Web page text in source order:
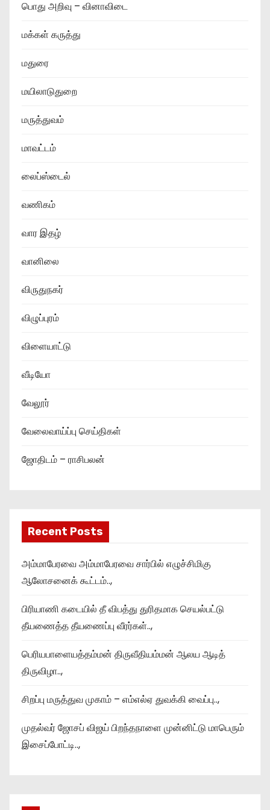
பொது அறிவு – வினாவிடை
மக்கள் கருத்து
மதுரை
மயிலாடுதுறை
மருத்துவம்
மாவட்டம்
லைப்ஸ்டைல்
வணிகம்
வார இதழ்
வானிலை
விருதுநகர்
விழுப்புரம்
விளையாட்டு
வீடியோ
வேலூர்
வேலைவாய்ப்பு செய்திகள்
ஜோதிடம் – ராசிபலன்
Recent Posts
அம்மாபேரவை அம்மாபேரவை சார்பில் எழுச்சிமிகு
ஆலோசனைக் கூட்டம்..,
பிரியாணி கடையில் தீ விபத்து துரிதமாக செயல்பட்டு
தீயணைத்த தீயணைப்பு வீரர்கள்..,
பெரியபாளையத்தம்மன் திருவீதியம்மன் ஆலய ஆடித்
திருவிழா..,
சிறப்பு மருத்துவ முகாம் – எம்எல்ஏ துவக்கி வைப்பு..,
முதல்வர் ஜோசப் விஜய் பிறந்தநாளை முன்னிட்டு மாபெரும்
இசைப்போட்டி..,